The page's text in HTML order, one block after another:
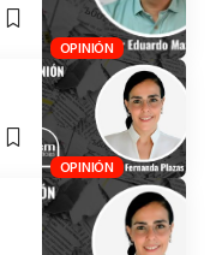
OPINIÓN
OPINIÓN